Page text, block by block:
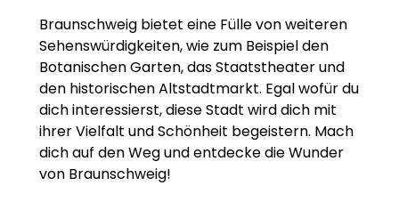
Braunschweig bietet eine Fülle von weiteren
Sehenswürdigkeiten, wie zum Beispiel den
Botanischen Garten, das Staatstheater und
den historischen Altstadtmarkt. Egal wofür du
dich interessierst, diese Stadt wird dich mit
ihrer Vielfalt und Schönheit begeistern. Mach
dich auf den Weg und entdecke die Wunder
von Braunschweig!